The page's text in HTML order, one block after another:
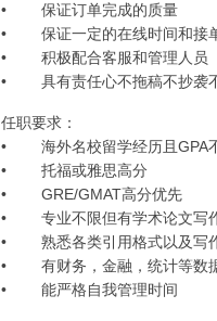
• 保证订单完成的质量
• 保证一定的在线时间和接
• 积极配合客服和管理人员
• 具有责任心不拖稿不抄袭
任职要求：
• 海外名校留学经历且GPA
• 托福或雅思高分
• GRE/GMAT高分优先
• 专业不限但有学术论文写
• 熟悉各类引用格式以及写
• 有财务，金融，统计等数
• 能严格自我管理时间